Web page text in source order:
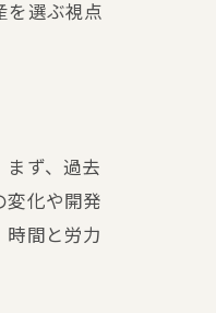
を選ぶ視点
ず、過去
変化や開発
間と労力